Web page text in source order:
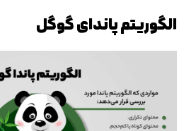
الگوریتم پاندای گوگل